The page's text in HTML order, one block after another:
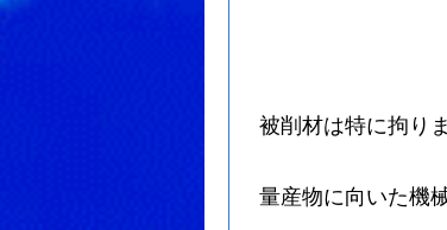
被削材は特に拘り
量産物に向いた機